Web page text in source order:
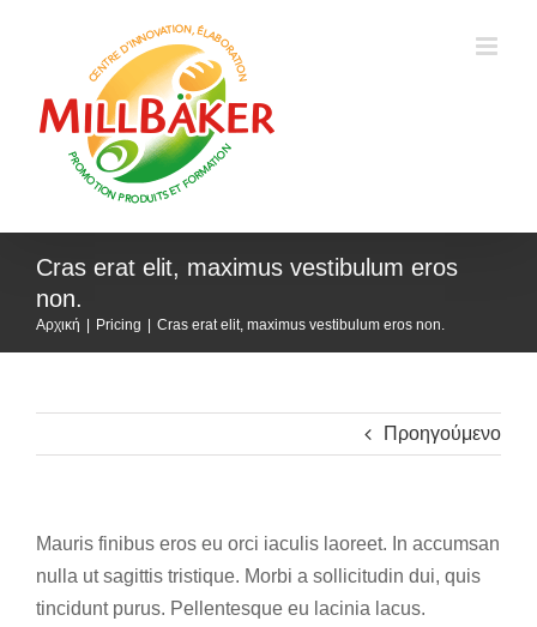
περιεχόμενο
Cras erat elit, maximus vestibulum eros
non.
Αρχική Pricing Cras erat elit, maximus vestibulum eros non.
Προηγούμενο
Mauris finibus eros eu orci iaculis laoreet. In accumsan
nulla ut sagittis tristique. Morbi a sollicitudin dui, quis
tincidunt purus. Pellentesque eu lacinia lacus.